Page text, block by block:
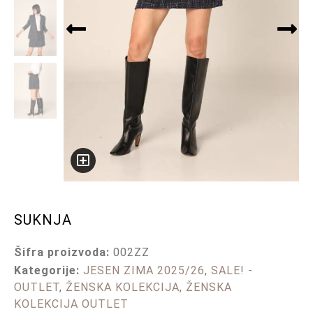
SUKNJA
Šifra proizvoda: 002ZZ
Kategorije: JESEN ZIMA 2025/26, SALE! -
OUTLET, ŽENSKA KOLEKCIJA, ŽENSKA
KOLEKCIJA OUTLET